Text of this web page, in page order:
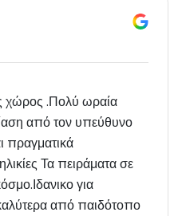
χώρος .Πολύ ωραία
από τον υπεύθυνο
πραγματικά
Τα πειράματα σε
για
από παιδότοπο